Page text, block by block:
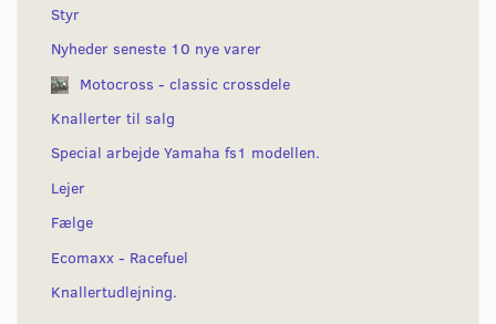
Styr
Nyheder seneste 10 nye varer
Motocross - classic crossdele
Knallerter til salg
Special arbejde Yamaha fs1 modellen.
Lejer
Fælge
Ecomaxx - Racefuel
Knallertudlejning.